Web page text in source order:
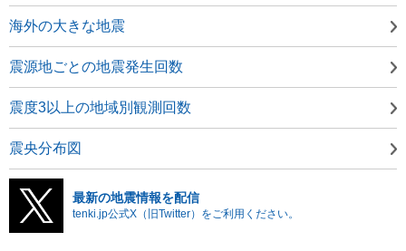
海外の大きな地震
震源地ごとの地震発生回数
震度3以上の地域別観測回数
震央分布図
最新の地震情報を配信
tenki.jp公式X（旧Twitter）をご利用ください。